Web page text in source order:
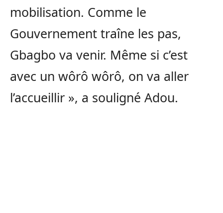
mobilisation. Comme le
Gouvernement traîne les pas,
Gbagbo va venir. Même si c’est
avec un wôrô wôrô, on va aller
l’accueillir », a souligné Adou.